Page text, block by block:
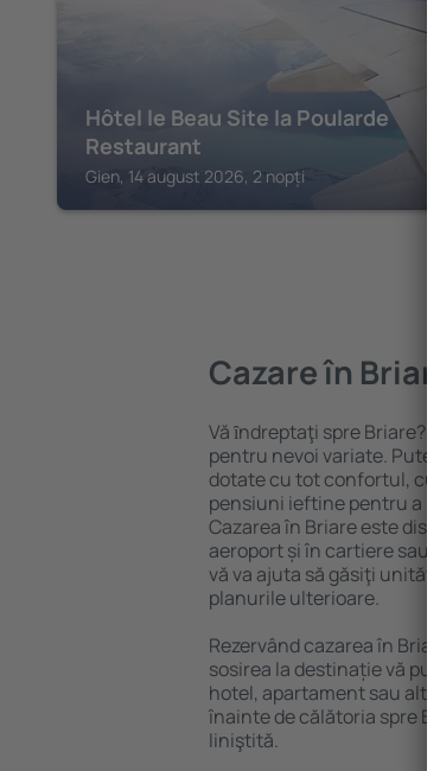
Hôtel le Beau Site la Poularde
Restaurant
Gien, 14 august 2026, 2 nopți
Cazare în Briare
Vă ȋndreptaţi spre Briare?
pentru nevoi variate.
dotate cu tot confortul,
pensiuni ieftine pentru a
Cazarea în Briare este
aeroport și în cartiere
vă va ajuta să găsiţi
planurile ulterioare.
Rezervând cazarea în
sosirea la destinație vă
hotel, apartament sau
înainte de călătoria spre
liniştită.